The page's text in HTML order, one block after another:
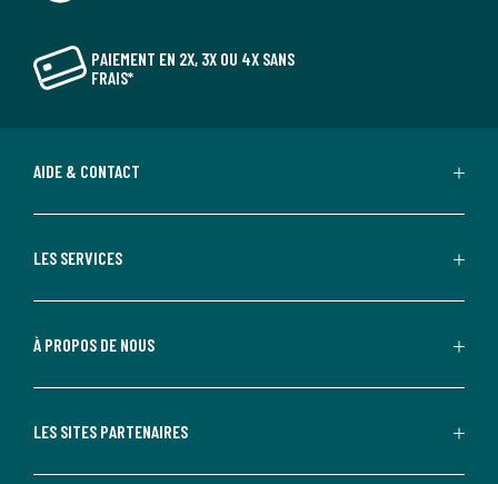
PAIEMENT EN 2X, 3X OU 4X SANS
FRAIS*
AIDE & CONTACT
LES SERVICES
À PROPOS DE NOUS
LES SITES PARTENAIRES